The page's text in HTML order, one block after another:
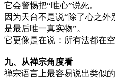
它会警惕把“唯心”说死。
因为天台不是说“除了心之
是最后唯一真实物”。
它更像是在说：所有法都在
九、从禅宗角度看
禅宗语言上最容易说出类似